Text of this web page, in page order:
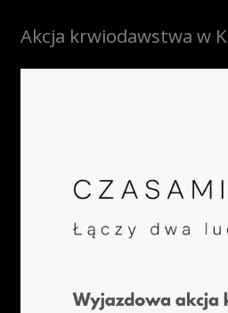
Akcja krwiodawstwa w